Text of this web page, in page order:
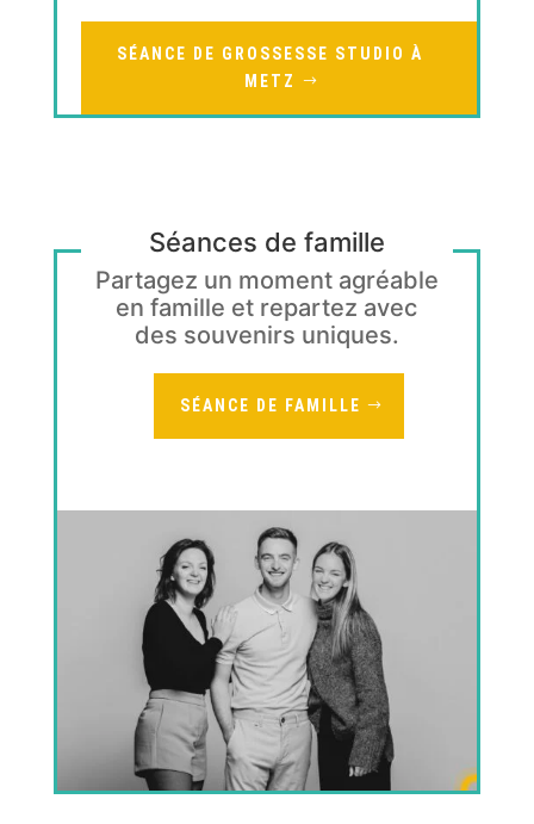
SÉANCE DE GROSSESSE STUDIO À
METZ
Séances de famille
Partagez un moment agréable
en famille et repartez avec
des souvenirs uniques.
SÉANCE DE FAMILLE